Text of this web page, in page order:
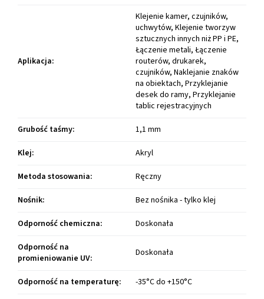
Aplikacja:
Klejenie kamer, czujników,
uchwytów, Klejenie tworzyw
sztucznych innych niż PP i PE,
Łączenie metali, Łączenie
routerów, drukarek,
czujników, Naklejanie znaków
na obiektach, Przyklejanie
desek do ramy, Przyklejanie
tablic rejestracyjnych
Grubość taśmy:
1,1 mm
Klej:
Akryl
Metoda stosowania:
Ręczny
Nośnik:
Bez nośnika - tylko klej
Odporność chemiczna:
Doskonała
Odporność na
promieniowanie UV: Doskonała
Odporność na temperaturę:
-35°C do +150°C